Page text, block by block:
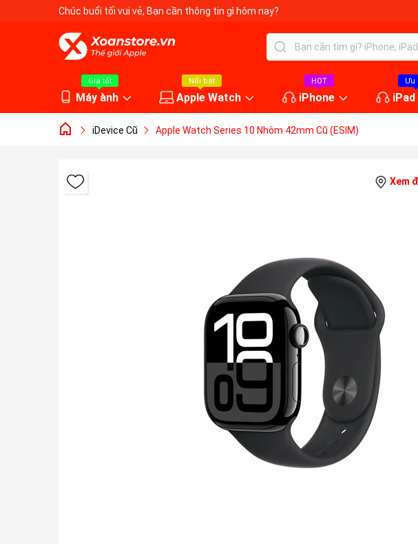
Chúc buổi tối vui vẻ, Bạn cần thông tin gì hôm nay?
Giá tốt
Máy ành
Nổi bật
Apple Watch
HOT
iPhone
Ưu
iPad
iDevice Cũ Apple Watch Series 10 Nhôm 42mm Cũ (ESIM)
Xem